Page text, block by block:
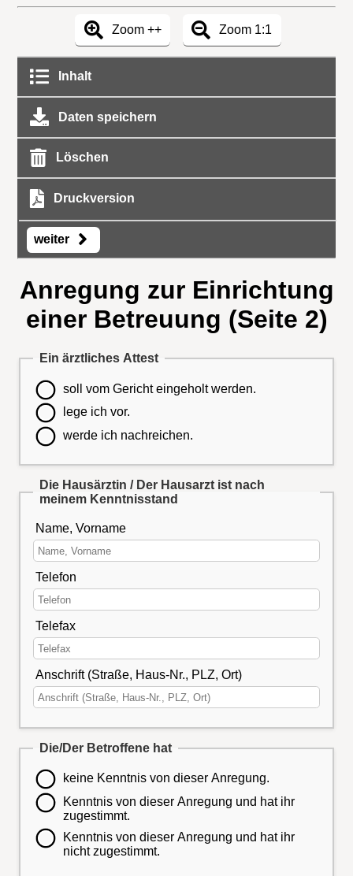
Zoom ++ Zoom 1:1
Inhalt
Daten speichern
Löschen
Druckversion
weiter
Anregung zur Einrichtung
einer Betreuung (Seite 2)
Ein ärztliches Attest
soll vom Gericht eingeholt werden.
lege ich vor.
werde ich nachreichen.
Die Hausärztin / Der Hausarzt ist nach
meinem Kenntnisstand
Name, Vorname
Telefon
Telefax
Anschrift (Straße, Haus-Nr., PLZ, Ort)
Die/Der Betroffene hat
keine Kenntnis von dieser Anregung.
Kenntnis von dieser Anregung und hat ihr
zugestimmt.
Kenntnis von dieser Anregung und hat ihr
nicht zugestimmt.